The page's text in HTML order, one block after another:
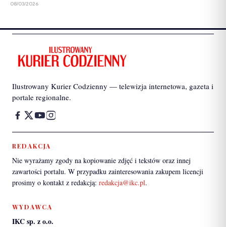
08/03/2026
Ilustrowany Kurier Codzienny — telewizja internetowa, gazeta i
portale regionalne.
REDAKCJA
Nie wyrażamy zgody na kopiowanie zdjęć i tekstów oraz innej
zawartości portalu. W przypadku zainteresowania zakupem licencji
prosimy o kontakt z redakcją: redakcja@ikc.pl.
WYDAWCA
IKC sp. z o.o.